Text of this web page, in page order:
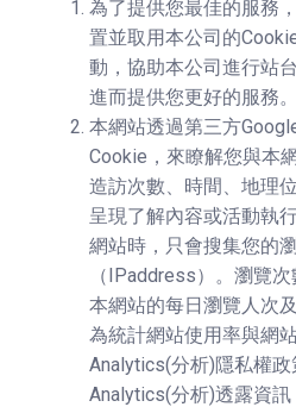
為了提供您最佳的服務
置並取用本公司的
動，協助本公司進行站
進而提供您更好的服務。
本網站透過第三方
Cookie，來瞭解您與本
造訪次數、時間、地理
呈現了解內容或活動執
網站時，只會搜集您的
（IPaddress）。瀏覽
本網站的每日瀏覽人次
為統計網站使用率與網
Analytics(分析)隱私權
Analytics(分析)透露資